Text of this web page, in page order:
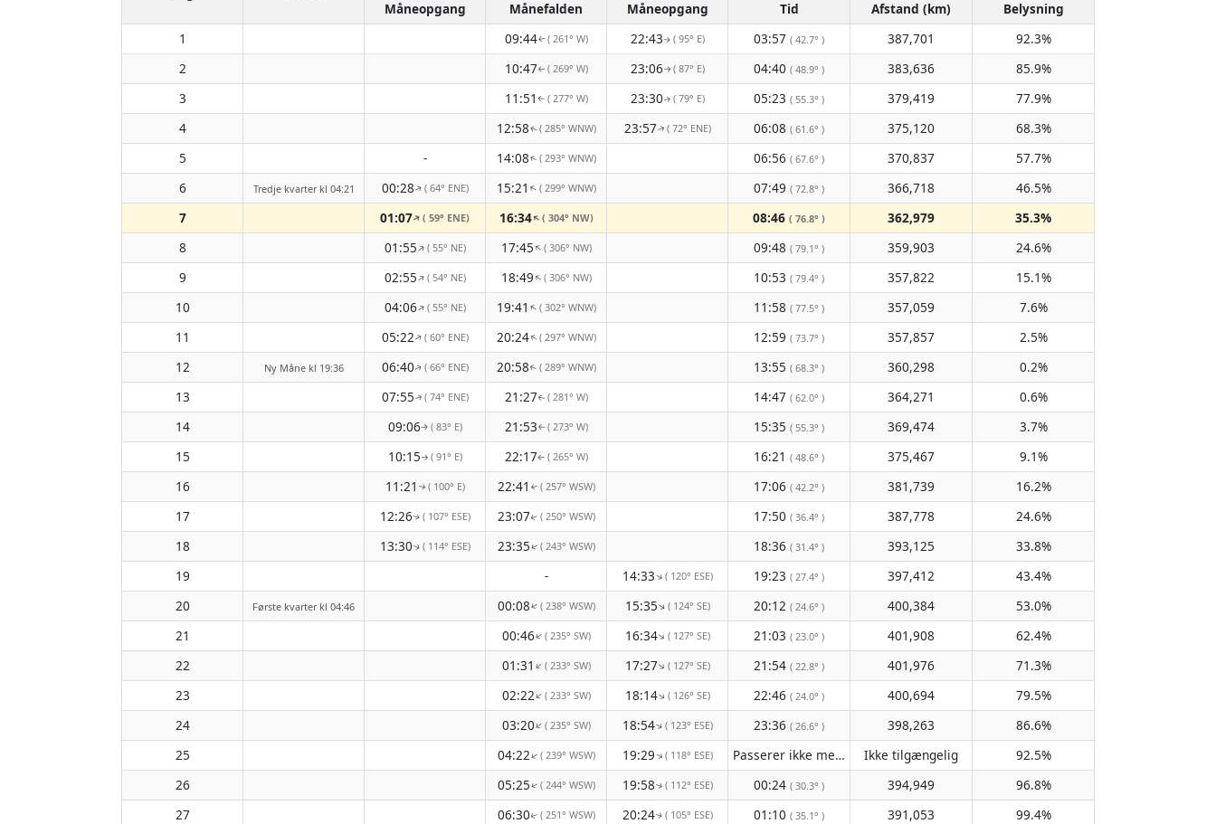
Måneopgang
Månefalden Måneopgang Tid Afstand (km)
Belysning
1
09:44↑( 261° W) 22:43↑ ( 95° E) 03:57 ( 42.7° ) 387,701
92.3%
2
10:47↑ ( 269° W) 23:06↑ ( 87° E) 04:40 ( 48.9° ) 383,636
85.9%
3
11:51 ↑ ( 277° W) 23:30↑( 79° E) 05:23 ( 55.3° ) 379,419
77.9%
4
12:58↑( 285° WNW) 23:57↑( 72° ENE) 06:08 ( 61.6° ) 375,120
68.3%
5
- 14:08↑( 293° WNW) 06:56 ( 67.6° ) 370,837
57.7%
6
Tredje kvarter kl 04:21 00:28↑( 64° ENE) 15:21 ↑( 299° WNW) 07:49 ( 72.8° ) 366,718
46.5%
7
01:07↑( 59° ENE) 16:34↑( 304° NW) 08:46 ( 76.8° ) 362,979
35.3%
8
01:55↑( 55° NE) 17:45↑( 306° NW) 09:48 ( 79.1° ) 359,903
24.6%
9
02:55↑( 54° NE) 18:49↑( 306° NW) 10:53 ( 79.4° ) 357,822
15.1%
10
04:06↑( 55° NE) 19:41↑( 302° WNW) 11:58 ( 77.5° ) 357,059
7.6%
11
05:22↑( 60° ENE) 20:24↑( 297° WNW) 12:59 ( 73.7° ) 357,857
2.5%
12
Ny Måne kl 19:36 06:40↑( 66° ENE) 20:58↑( 289° WNW) 13:55 ( 68.3° ) 360,298
0.2%
13
07:55↑( 74° ENE) 21:27↑( 281° W) 14:47 ( 62.0° ) 364,271
0.6%
14
09:06↑ ( 83° E) 21:53↑ ( 273° W) 15:35 ( 55.3° ) 369,474
3.7%
15
10:15↑ ( 91° E) 22:17↑ ( 265° W) 16:21 ( 48.6° ) 375,467
9.1%
16
11:21 ↑( 100° E) 22:41 ↑( 257° WSW) 17:06 ( 42.2° ) 381,739
16.2%
17
12:26↑( 107° ESE) 23:07↑( 250° WSW) 17:50 ( 36.4° ) 387,778
24.6%
18
13:30↑( 114° ESE) 23:35↑( 243° WSW) 18:36 ( 31.4° ) 393,125
33.8%
19
- 14:33↑( 120° ESE) 19:23 ( 27.4° ) 397,412
43.4%
20
Første kvarter kl 04:46 00:08↑( 238° WSW) 15:35↑( 124° SE) 20:12 ( 24.6° ) 400,384
53.0%
21
00:46↑( 235° SW) 16:34↑( 127° SE) 21:03 ( 23.0° ) 401,908
62.4%
22
01:31↑( 233° SW) 17:27↑( 127° SE) 21:54 ( 22.8° ) 401,976
71.3%
23
02:22↑( 233° SW) 18:14↑( 126° SE) 22:46 ( 24.0° ) 400,694
79.5%
24
03:20↑( 235° SW) 18:54↑( 123° ESE) 23:36 ( 26.6° ) 398,263
86.6%
25
04:22↑( 239° WSW) 19:29↑( 118° ESE) Passerer ikke meridianen ( Ikke tilgængelig )
Ikke tilgængelig
92.5%
26
05:25↑( 244° WSW) 19:58↑( 112° ESE) 00:24 ( 30.3° ) 394,949
96.8%
27
06:30↑( 251° WSW) 20:24↑( 105° ESE) 01:10 ( 35.1° ) 391,053
99.4%